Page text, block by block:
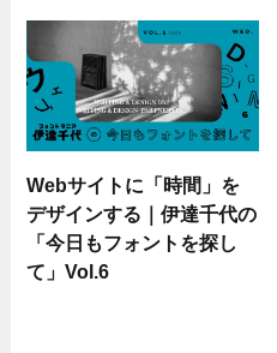
Webサイトに「時間」を
デザインする｜伊達千代の
「今日もフォントを探し
て」Vol.6